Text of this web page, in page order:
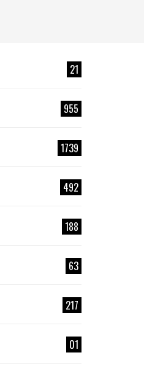
21
955
1739
492
188
63
217
01